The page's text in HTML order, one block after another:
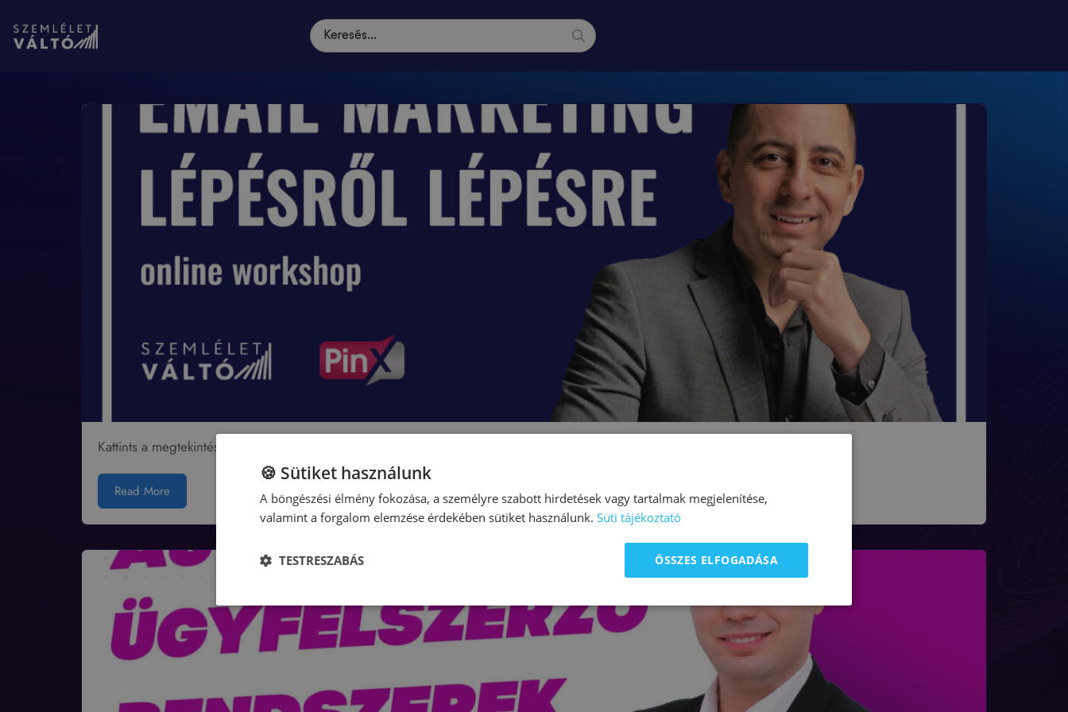
Kattints a megtekintéshez!
Read More
🍪 Sütiket használunk
A böngészési élmény fokozása, a személyre szabott hirdetések vagy tartalmak megjelenítése,
valamint a forgalom elemzése érdekében sütiket használunk. Süti tájékoztató
ÖSSZES ELFOGADÁSA
TESTRESZABÁS